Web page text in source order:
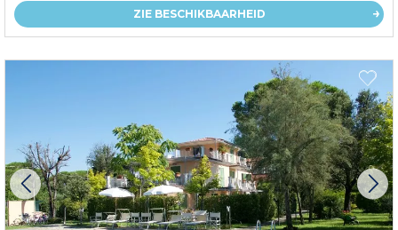
ZIE BESCHIKBAARHEID